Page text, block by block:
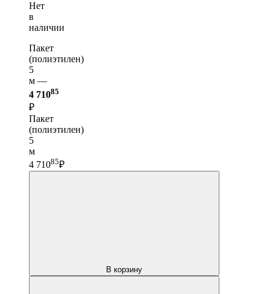
Нет
в
наличии
Пакет
(полиэтилен)
5
м —
4 71085
₽
Пакет
(полиэтилен)
5
м
4 71085₽
В корзину